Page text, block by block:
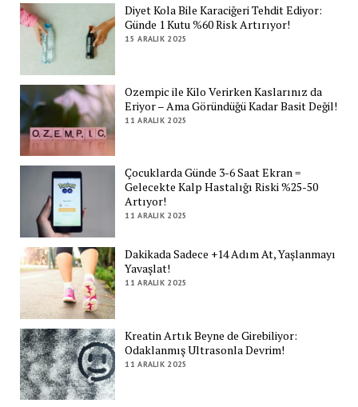
Diyet Kola Bile Karaciğeri Tehdit Ediyor:
Günde 1 Kutu %60 Risk Artırıyor!
15 ARALIK 2025
Ozempic ile Kilo Verirken Kaslarınız da
Eriyor – Ama Göründüğü Kadar Basit Değil!
11 ARALIK 2025
Çocuklarda Günde 3-6 Saat Ekran =
Gelecekte Kalp Hastalığı Riski %25-50
Artıyor!
11 ARALIK 2025
Dakikada Sadece +14 Adım At, Yaşlanmayı
Yavaşlat!
11 ARALIK 2025
Kreatin Artık Beyne de Girebiliyor:
Odaklanmış Ultrasonla Devrim!
11 ARALIK 2025